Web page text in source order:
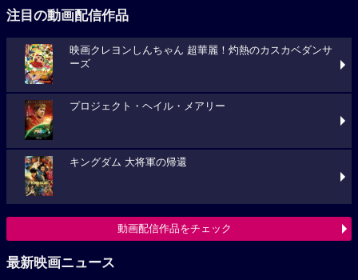
注目の動画配信作品
映画クレヨンしんちゃん 超華麗！灼熱のカスカベダンサ
ーズ
プロジェクト・ヘイル・メアリー
キングダム 大将軍の帰還
動画配信作品をチェック
最新映画ニュース